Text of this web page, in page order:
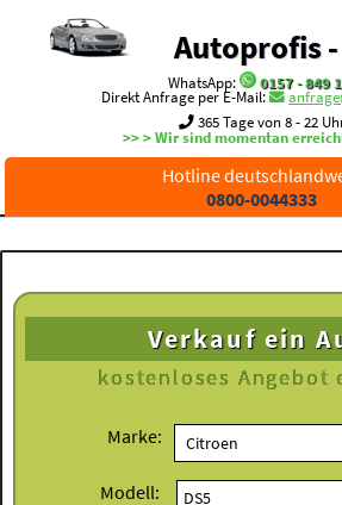
Autoprofis
WhatsApp:
0157 - 849
Direkt Anfrage per E-Mail:
365 Tage von 8 - 22
>> > Wir sind momentan
Hotline
0800-0044333
Verkauf ein
kostenloses Angebot
Marke:
Modell: